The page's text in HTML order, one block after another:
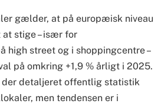
gælder, at på europæisk niveau
at stige – især for
high street og i shoppingcentre –
på omkring +1,9 % årligt i 2025.
der detaljeret offentlig statistik
men tendensen er i